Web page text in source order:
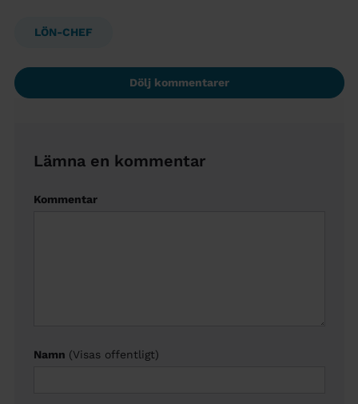
LÖN-CHEF
Dölj kommentarer
Lämna en kommentar
Kommentar
Namn (Visas offentligt)